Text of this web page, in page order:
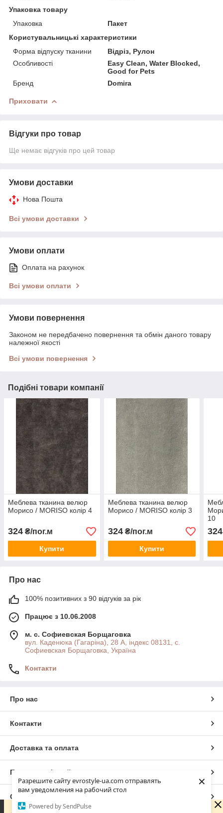
Разрешите сайту evrostyle-ua.com отправлять
вам уведомления на рабочий стол
Powered by SendPulse
×
Упаковка товару
Упаковка
Пакет
Користувальницькі характеристики
Форма відпуску тканини
Відріз, Рулон
Особливості
Easy Clean, Water Blocked,
Good for Pets
Бренд
Domira
Приховати
Відгуки про товар
Ще немає відгуків про цей товар
Умови доставки
Нова Пошта
Всі умови доставки
Умови оплати
Оплата на рахунок
Всі умови оплати
Умови повернення
Законом не передбачено повернення та обмін даного товару
належної якості
Всі умови повернення
Подібні товари компанії
Меблева тканина велюр
Морисо / MORISO колір 4
324 ₴/пог.м
Купити
Меблева тканина велюр
Морисо / MORISO колір 3
324₴/пог.м
Купити
10
324
Про нас
100% позитивних з 90 відгуків за рік
Працює з 10.06.2008
м. с. Софиевская Борщаговка
вул. Каденюка (Гагаріна), 28 А, індекс 08131, с.
Софиевская Борщаговка, Україна
Контакти
Про нас
Контакти
Доставка та оплата
Повна версія сайту
Сайт створено на маркетплейсі
Шановні покупці! Ми працюємо виключно онлайн —